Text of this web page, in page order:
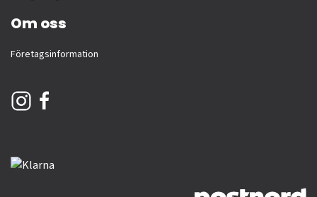
Om oss
Företagsinformation